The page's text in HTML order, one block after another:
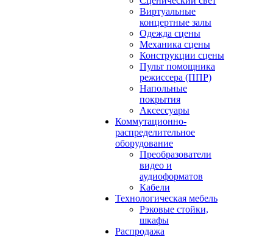
Виртуальные
концертные залы
Одежда сцены
Механика сцены
Конструкции сцены
Пульт помощника
режиссера (ППР)
Напольные
покрытия
Аксессуары
Коммутационно-
распределительное
оборудование
Преобразователи
видео и
аудиоформатов
Кабели
Технологическая мебель
Рэковые стойки,
шкафы
Распродажа